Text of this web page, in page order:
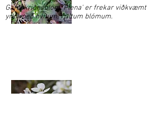
Garðskriðnablóm 'Plena' er frekar viðkvæmt
yrki með hvítum, fylltum blómum.